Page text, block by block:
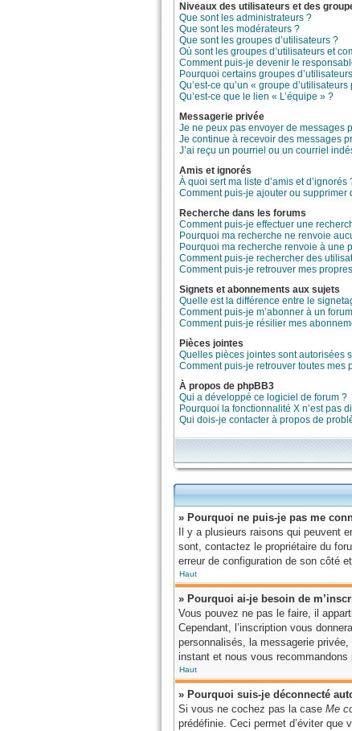
Niveaux des utilisateurs et des
Que sont les administrateurs ?
Que sont les modérateurs ?
Que sont les groupes d’utilisateurs ?
Où sont les groupes d’utilisateurs et
Comment puis-je devenir le
Pourquoi certains groupes
Qu’est-ce qu’un « groupe
Qu’est-ce que le lien « L’équipe » ?
Messagerie privée
Je ne peux pas envoyer de messages
Je continue à recevoir des messages
J’ai reçu un pourriel ou un courriel
Amis et ignorés
À quoi sert ma liste d’amis et d’ignorés
Comment puis-je ajouter ou supprimer
Recherche dans les forums
Comment puis-je effectuer une
Pourquoi ma recherche ne renvoie
Pourquoi ma recherche renvoie à une
Comment puis-je rechercher des
Comment puis-je retrouver mes
Signets et abonnements aux sujets
Quelle est la différence entre le
Comment puis-je m’abonner à un
Comment puis-je résilier mes
Pièces jointes
Quelles pièces jointes sont autorisées
Comment puis-je retrouver toutes mes
À propos de phpBB3
Qui a développé ce logiciel de forum ?
Pourquoi la fonctionnalité X n’est pas
Qui dois-je contacter à propos de
» Pourquoi ne puis-je pas me
Il y a plusieurs raisons qui peuvent
sont, contactez le propriétaire du
erreur de configuration de son côté
Haut
» Pourquoi ai-je besoin de
Vous pouvez ne pas le faire, il
Cependant, l’inscription vous
personnalisés, la messagerie privée,
instant et nous vous recommandons
Haut
» Pourquoi suis-je déconnecté
Si vous ne cochez pas la case Me
prédéfinie. Ceci permet d’éviter que